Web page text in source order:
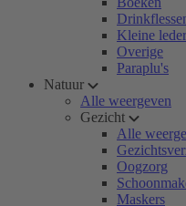
Kleine
Overige
Paraplu's
Natuur
Alle weergeven
Gezicht
Alle
Oogzorg
Maskers